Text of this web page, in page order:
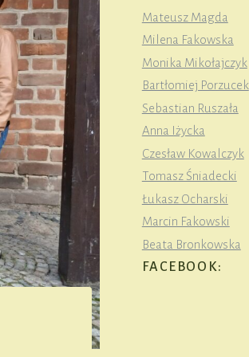
Mateusz Magda
Milena Fakowska
Monika Mikołajczyk
Bartłomiej Porzucek
Sebastian Ruszała
Anna Iżycka
Czesław Kowalczyk
Tomasz Śniadecki
Łukasz Ocharski
Marcin Fakowski
Beata Bronkowska
FACEBOOK: